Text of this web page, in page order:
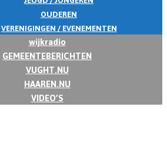
OUDEREN
VERENIGINGEN / EVENEMENTEN
wijkradio
GEMEENTEBERICHTEN
VUGHT.NU
HAAREN.NU
VIDEO’S